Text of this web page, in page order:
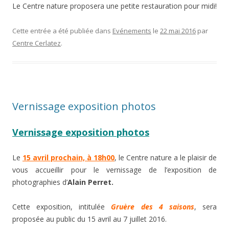
Le Centre nature proposera une petite restauration pour midi!
Cette entrée a été publiée dans Evénements le 22 mai 2016 par
Centre Cerlatez.
Vernissage exposition photos
Vernissage exposition photos
Le 15 avril prochain, à 18h00, le Centre nature a le plaisir de
vous accueillir pour le vernissage de l’exposition de
photographies d’Alain Perret.
Cette exposition, intituléeGruère des 4 saisons, sera
proposée au public du 15 avril au 7 juillet 2016.